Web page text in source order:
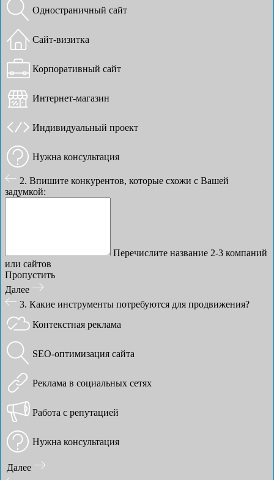
Одностраничный сайт
Сайт-визитка
Корпоративный сайт
Интернет-магазин
Индивидуальный проект
Нужна консультация
2. Впишите конкурентов, которые схожи с Вашей
задумкой:
Перечислите название 2-3 компаний
или сайтов
Пропустить
Далее
3. Какие инструменты потребуются для продвижения?
Контекстная реклама
SEO-оптимизация сайта
Реклама в социальных сетях
Работа с репутацией
Нужна консультация
Далее